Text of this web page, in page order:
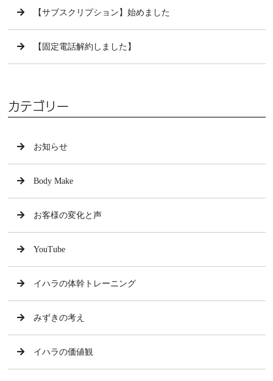
【サブスクリプション】始めました
【固定電話解約しました】
カテゴリー
お知らせ
Body Make
お客様の変化と声
YouTube
イハラの体幹トレーニング
みずきの考え
イハラの価値観